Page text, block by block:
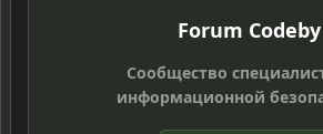
Forum Codeby
Сообщество
информационной